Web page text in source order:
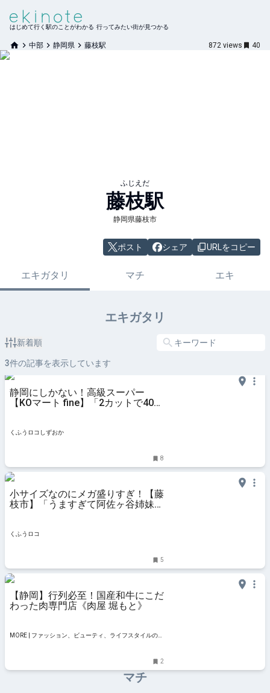
はじめて行く駅のことがわかる 行ってみたい街が見つかる
中部 静岡県 藤枝駅 872 views 40
ふじえだ
藤枝駅
静岡県藤枝市
ポスト シェア URLをコピー
エキガタリ マチ エキ
エキガタリ
新着順
3件の記事を表示しています
静岡にしかない！高級スーパー
【KOマート fine】「2カットで400
キ2選 | くふうロコしずおか
くふうロコしずおか
8
小サイズなのにメガ盛りすぎ！【藤
枝市】「うますぎて阿佐ヶ谷姉妹も
か』静岡の暮らしを便利に・楽しく
くふうロコ
5
【静岡】行列必至！国産和牛にこだ
わった肉専門店《肉屋 堀もと》
MORE | ファッション、ビューティ、ライフスタイルの最
2
マチ